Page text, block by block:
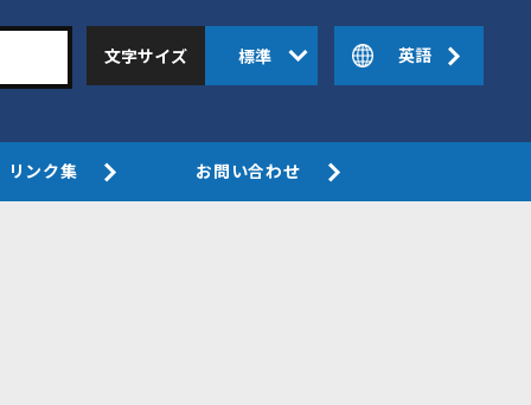
英語
文字サイズ 標準
リンク集 お問い合わせ